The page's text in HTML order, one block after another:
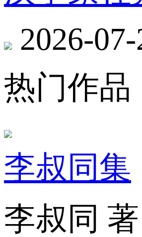
2026-
热门作品
李叔同集
李叔同 著